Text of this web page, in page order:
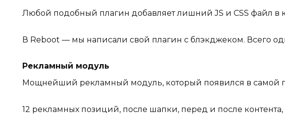
Любой подобный плагин добавляет лишний JS и CSS файл в
В Reboot — мы написали свой плагин с блэкджеком. Всего
Рекламный модуль
Мощнейший рекламный модуль, который появился в самой
12 рекламных позиций, после шапки, перед и после